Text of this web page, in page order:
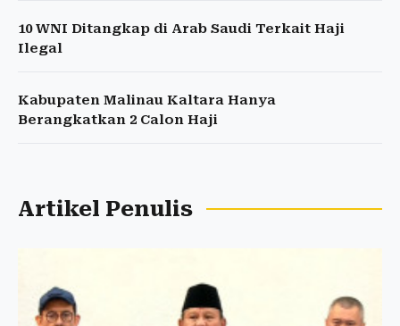
10 WNI Ditangkap di Arab Saudi Terkait Haji
Ilegal
Kabupaten Malinau Kaltara Hanya
Berangkatkan 2 Calon Haji
Artikel Penulis